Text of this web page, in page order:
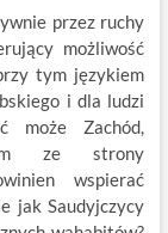
przez ruchy
możliwość
tym językiem
i dla ludzi
może Zachód,
ze strony
wspierać
jak Saudyjczycy